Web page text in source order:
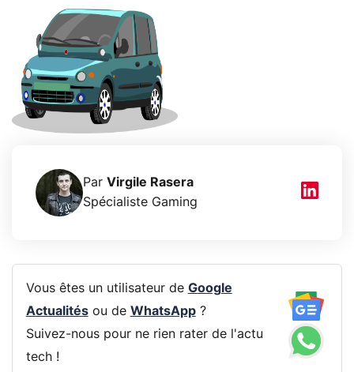
Par Virgile Rasera
Spécialiste Gaming
Vous êtes un utilisateur de Google
Actualitésou de WhatsApp?
Suivez-nous pour ne rien rater de l'actu
tech !